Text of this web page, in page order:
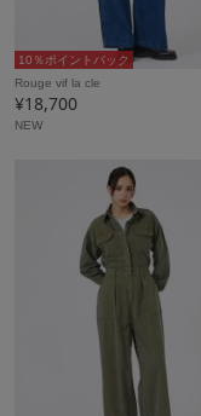
10％ポイントバック
Rouge vif la cle
¥18,700
NEW